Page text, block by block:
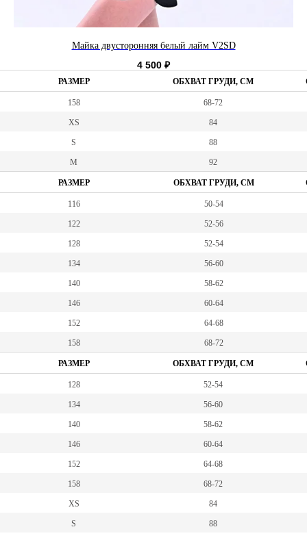
Майка двусторонняя белый лайм V2SD
4 500 ₽
РАЗМЕР ОБХВАТ ГРУДИ, СМ
158 68-72
XS 84
S 88
M 92
РАЗМЕР ОБХВАТ ГРУДИ, СМ
116 50-54
122 52-56
128 52-54
134 56-60
140 58-62
146 60-64
152 64-68
158 68-72
РАЗМЕР ОБХВАТ ГРУДИ, СМ
128 52-54
134 56-60
140 58-62
146 60-64
152 64-68
158 68-72
XS 84
S 88